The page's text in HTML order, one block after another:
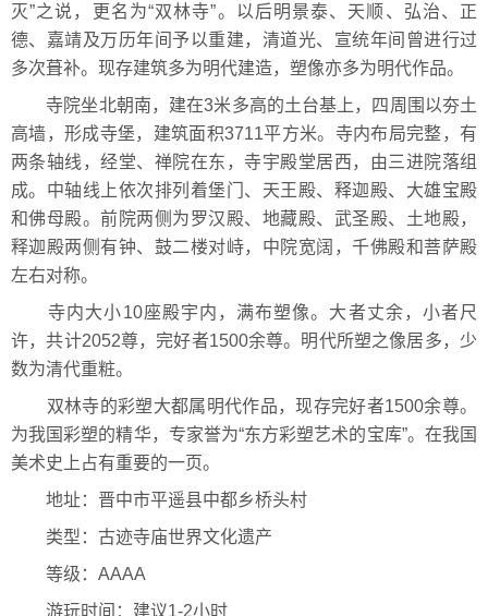
灭”之说，更名为“双林寺”。以后明景泰、天顺、弘治、正
德、嘉靖及万历年间予以重建，清道光、宣统年间曾进行过
多次葺补。现存建筑多为明代建造，塑像亦多为明代作品。
寺院坐北朝南，建在3米多高的土台基上，四周围以夯土
高墙，形成寺堡，建筑面积3711平方米。寺内布局完整，有
两条轴线，经堂、禅院在东，寺宇殿堂居西，由三进院落组
成。中轴线上依次排列着堡门、天王殿、释迦殿、大雄宝殿
和佛母殿。前院两侧为罗汉殿、地藏殿、武圣殿、土地殿，
释迦殿两侧有钟、鼓二楼对峙，中院宽阔，千佛殿和菩萨殿
左右对称。
寺内大小10座殿宇内，满布塑像。大者丈余，小者尺
许，共计2052尊，完好者1500余尊。明代所塑之像居多，少
数为清代重粧。
双林寺的彩塑大都属明代作品，现存完好者1500余尊。
为我国彩塑的精华，专家誉为“东方彩塑艺术的宝库”。在我国
美术史上占有重要的一页。
地址：晋中市平遥县中都乡桥头村
类型：古迹寺庙世界文化遗产
等级：AAAA
游玩时间：建议1-2小时